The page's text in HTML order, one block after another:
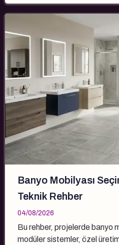
Banyo Mobilyası
Teknik Rehber
04/08/2026
Bu rehber, projelerde banyo
modüler sistemler, özel